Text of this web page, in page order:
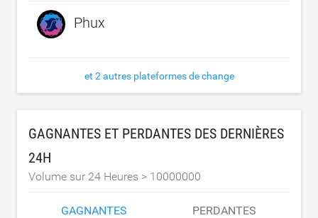
Phux
et 2 autres plateformes de change
GAGNANTES ET PERDANTES DES DERNIÈRES
24H
Volume sur 24 Heures > 10000000
GAGNANTES PERDANTES